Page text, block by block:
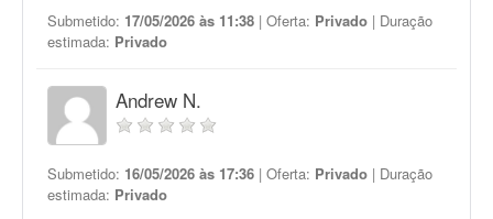
Submetido: 17/05/2026 às 11:38 | Oferta: Privado | Duração
estimada: Privado
Andrew N.
Submetido: 16/05/2026 às 17:36 | Oferta: Privado | Duração
estimada: Privado